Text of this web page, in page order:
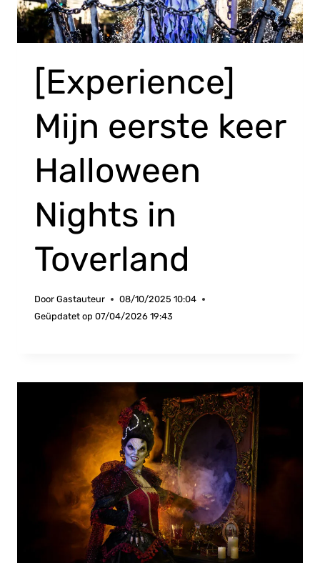
[Experience]
Mijn eerste keer
Halloween
Nights in
Toverland
Door Gastauteur
08/10/2025 10:04
Geüpdatet op 07/04/2026 19:43